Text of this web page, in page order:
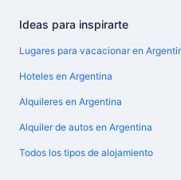
Ideas para inspirarte
Lugares para vacacionar en
Hoteles en Argentina
Alquileres en Argentina
Alquiler de autos en Argentina
Todos los tipos de alojamiento